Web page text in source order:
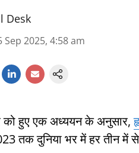
Desk
Sep 2025, 4:58 am
को हुए एक अध्ययन के अनुसार,
तक दुनिया भर में हर तीन में से